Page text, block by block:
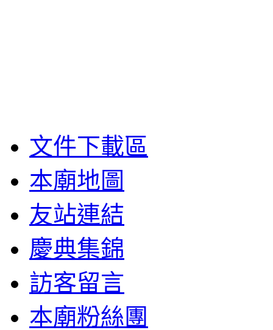
文件下載區
本廟地圖
友站連結
慶典集錦
訪客留言
本廟粉絲團